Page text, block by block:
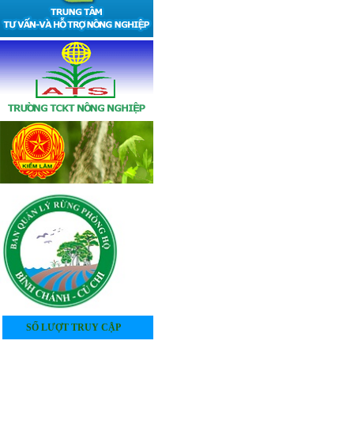
SỐ LƯỢT TRUY CẬP